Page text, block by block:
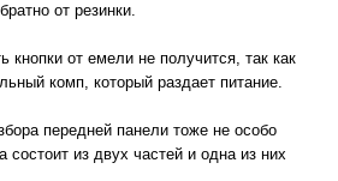
от резинки.
кнопки от емели не получится, так как
комп, который раздает питание.
передней панели тоже не особо
состоит из двух частей и одна из них